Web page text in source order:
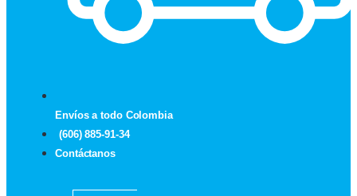
Envíos a todo Colombia
(606) 885-91-34
Contáctanos